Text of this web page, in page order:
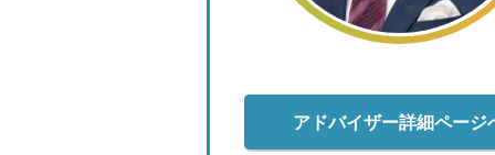
アドバイザー詳細ページ